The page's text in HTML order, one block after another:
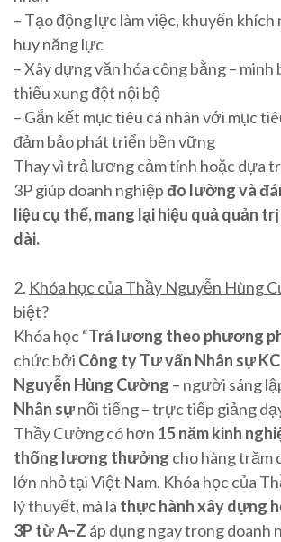
– Tạo động lực làm việc, khuyến khích
huy năng lực
– Xây dựng văn hóa công bằng – minh
thiểu xung đột nội bộ
– Gắn kết mục tiêu cá nhân với mục
đảm bảo phát triển bền vững
Thay vì trả lương cảm tính hoặc dựa
3P giúp doanh nghiệpđo lường và
liệu cụ thể, mang lại hiệu quả quản
dài.
2. Khóa học của Thầy Nguyễn Hùng
biệt?
Khóa học “Trả lương theo phương
chức bởi Công ty Tư vấn Nhân sự
Nguyễn Hùng Cường – người sáng
Nhân sựnổi tiếng – trực tiếp giảng
Thầy Cường có hơn 15 năm kinh
thống lương thưởng cho hàng trăm
lớn nhỏ tại Việt Nam. Khóa học của
lý thuyết, mà là thực hành xây dựng
3P từ A–Z áp dụng ngay trong doanh